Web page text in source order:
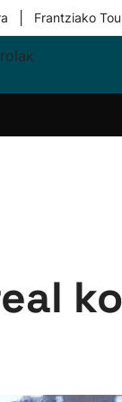
Frantziako